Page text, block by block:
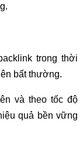
trong thời
bất thường.
và theo tốc độ
quả bền vững